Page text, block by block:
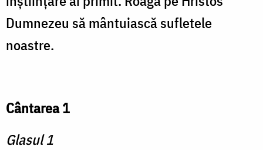
Dumnezeu să mântuiască sufletele
noastre.
Cântarea 1
Glasul 1